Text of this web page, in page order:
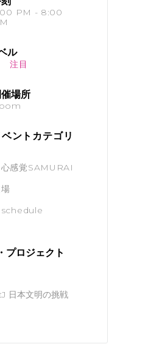
PM - 8:00
ル
目
催場所
ベントカテゴリ
心感覚SAMURAI
schedule
プロジェクト
日本文明の挑戦